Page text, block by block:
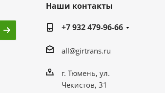
Наши контакты
+7 932 479-96-66
all@girtrans.ru
г. Тюмень, ул.
Чекистов, 31